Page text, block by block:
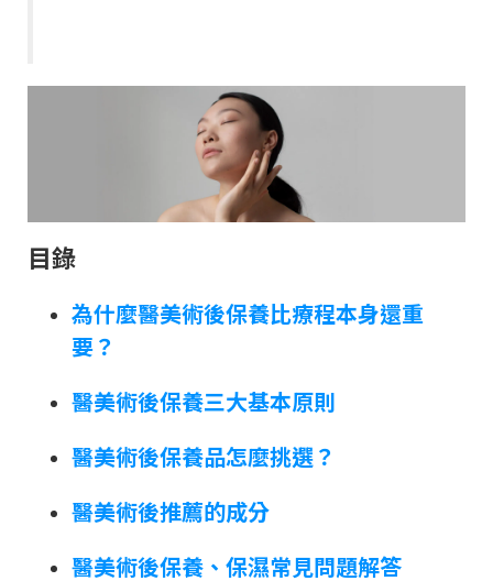
目錄
為什麼醫美術後保養比療程本身還重
要？
醫美術後保養三大基本原則
醫美術後保養品怎麼挑選？
醫美術後推薦的成分
醫美術後保養、保濕常見問題解答